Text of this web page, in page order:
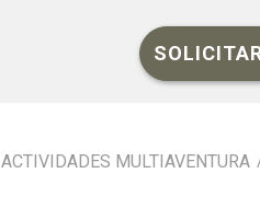
ACTIVIDADES MULTIAVENTURA